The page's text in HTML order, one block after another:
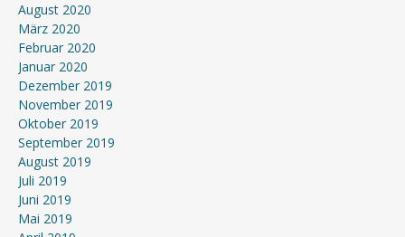
August 2020
März 2020
Februar 2020
Januar 2020
Dezember 2019
November 2019
Oktober 2019
September 2019
August 2019
Juli 2019
Juni 2019
Mai 2019